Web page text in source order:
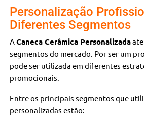
Personalização
Diferentes Segmentos
ACaneca Cerâmica Personalizada
segmentos do mercado. Por ser um
pode ser utilizada em diferentes
promocionais.
Entre os principais segmentos que
personalizadas estão: